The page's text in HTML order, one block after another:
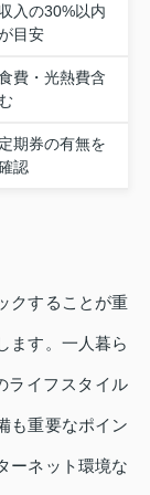
収入の30%以内
目安
費・光熱費含
定期券の有無を
認
クすることが重
ます。一人暮ら
ライフスタイル
も重要なポイン
ーネット環境な